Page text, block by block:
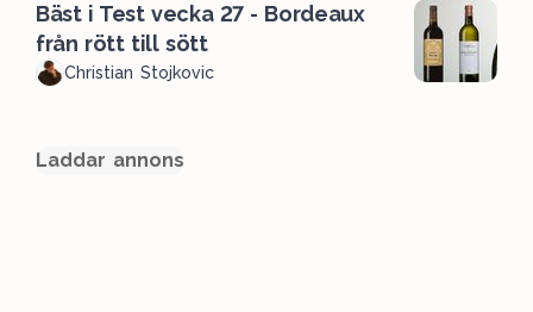
Bäst i Test vecka 27 - Bordeaux
från rött till sött
Christian Stojkovic
Laddar annons